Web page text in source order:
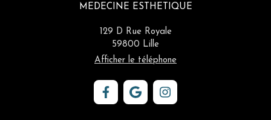
MEDECINE ESTHETIQUE
129 D Rue Royale
59800 Lille
Afficher le téléphone